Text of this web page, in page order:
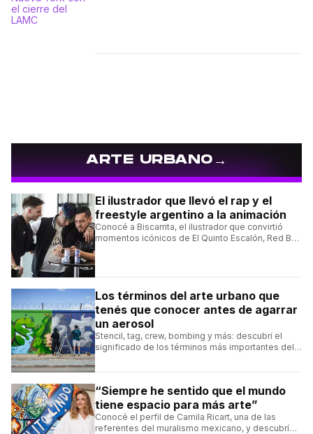
ARTE URBANO→
El ilustrador que llevó el rap y el
freestyle argentino a la animación
Conocé a Biscarrita, el ilustrador que convirtió
momentos icónicos de El Quinto Escalón, Red Bull
Los términos del arte urbano que
tenés que conocer antes de agarrar
un aerosol
Stencil, tag, crew, bombing y más: descubrí el
significado de los términos más importantes del
“Siempre he sentido que el mundo
tiene espacio para más arte”
Conocé el perfil de Camila Ricart, una de las
referentes del muralismo mexicano, y descubrí